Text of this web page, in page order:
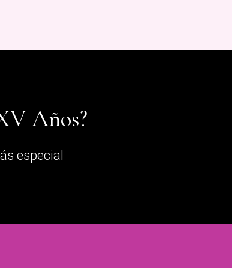
Años?
especial